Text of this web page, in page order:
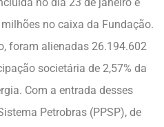
no dia 23 de janeiro e
no caixa da Fundação.
foram alienadas 26.194.602
societária de 2,57% da
Com a entrada desses
Petrobras (PPSP), de